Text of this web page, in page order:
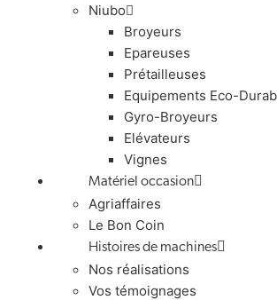
Niubo
Broyeurs
Epareuses
Prétailleuses
Equipements Eco-
Gyro-Broyeurs
Elévateurs
Vignes
Matériel occasion
Agriaffaires
Le Bon Coin
Histoires de machines
Nos réalisations
Vos témoignages